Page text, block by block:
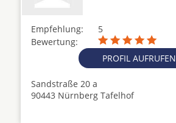
Empfehlung:
5
Bewertung:
PROFIL AUFRUFEN
Sandstraße 20 a
90443 Nürnberg Tafelhof